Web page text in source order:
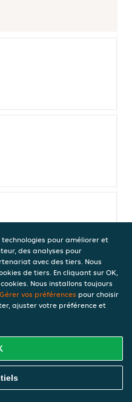
En Ligne
pour améliorer et
des analyses pour
avec des tiers. Nous
de tiers. En cliquant sur OK,
Nous installons toujours
Gérer vos préférences pour choisir
ajuster votre préférence et